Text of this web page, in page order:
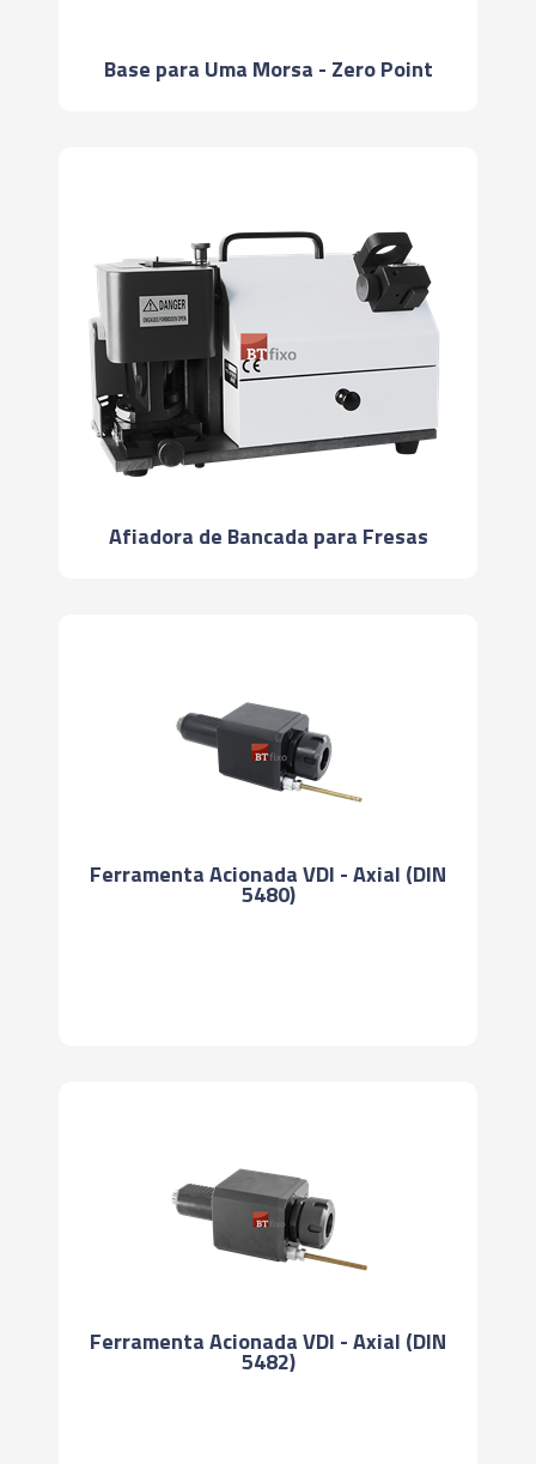
Base para Uma Morsa - Zero Point
Afiadora de Bancada para Fresas
Ferramenta Acionada VDI - Axial (DIN
5480)
Ferramenta Acionada VDI - Axial (DIN
5482)